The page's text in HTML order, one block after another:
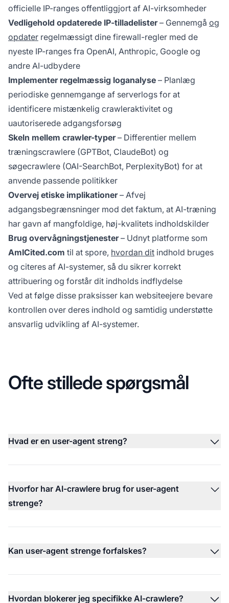
officielle IP-ranges offentliggjort af AI-virksomheder
Vedligehold opdaterede IP-tilladelister– Gennemgå og
opdater regelmæssigt dine firewall-regler med de
nyeste IP-ranges fra OpenAI, Anthropic, Google og
andre AI-udbydere
Implementer regelmæssig loganalyse – Planlæg
periodiske gennemgange af serverlogs for at
identificere mistænkelig crawleraktivitet og
uautoriserede adgangsforsøg
Skeln mellem crawler-typer– Differentier mellem
træningscrawlere (GPTBot, ClaudeBot) og
søgecrawlere (OAI-SearchBot, PerplexityBot) for at
anvende passende politikker
Overvej etiske implikationer– Afvej
adgangsbegrænsninger mod det faktum, at AI-træning
har gavn af mangfoldige, høj-kvalitets indholdskilder
Brug overvågningstjenester– Udnyt platforme som
AmICited.com til at spore, hvordan dit indhold bruges
og citeres af AI-systemer, så du sikrer korrekt
attribuering og forstår dit indholds indflydelse
Ved at følge disse praksisser kan websiteejere bevare
kontrollen over deres indhold og samtidig understøtte
ansvarlig udvikling af AI-systemer.
Ofte stillede spørgsmål
Hvad er en user-agent streng?
Hvorfor har AI-crawlere brug for user-agent
strenge?
Kan user-agent strenge forfalskes?
Hvordan blokerer jeg specifikke AI-crawlere?